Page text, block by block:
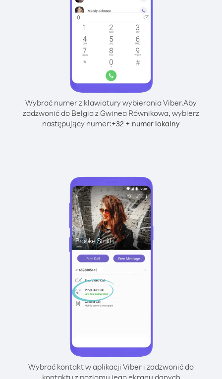
Wybrać numer z klawiatury wybierania Viber.Aby
zadzwonić do Belgia z Gwinea Równikowa, wybierz
następujący numer:+32 + numer lokalny
Wybrać kontakt w aplikacji Viber i zadzwonić do
kontaktu z poziomu jego ekranu danych